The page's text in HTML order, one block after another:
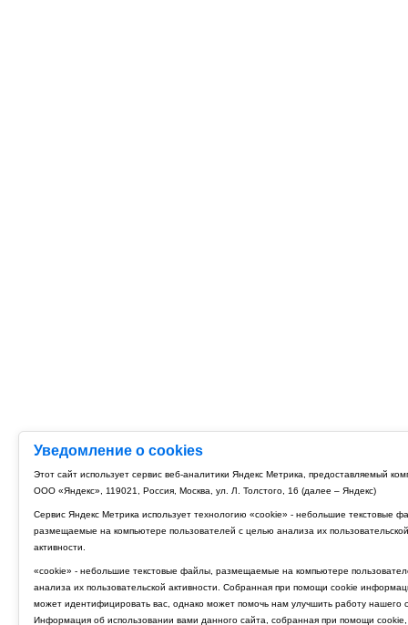
Уведомление о cookies
Этот сайт использует сервис веб-аналитики Яндекс Метрика, предоставляемый
ООО «Яндекс», 119021, Россия, Москва, ул. Л. Толстого, 16 (далее – Яндекс)
Сервис Яндекс Метрика использует технологию «cookie» - небольшие текстовые
размещаемые на компьютере пользователей с целью анализа их пользовательской
активности.
«cookie» - небольшие текстовые файлы, размещаемые на компьютере
анализа их пользовательской активности. Собранная при помощи cookie
может идентифицировать вас, однако может помочь нам улучшить работу нашего
Информация об использовании вами данного сайта, собранная при помощи cookie,